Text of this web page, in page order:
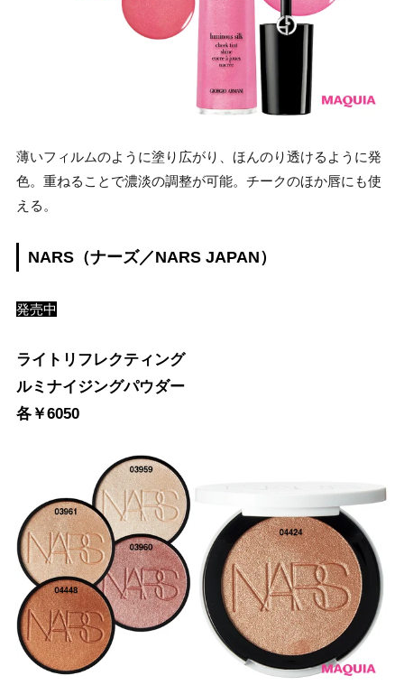
薄いフィルムのように塗り広がり、ほんのり透けるように発
色。重ねることで濃淡の調整が可能。チークのほか唇にも使
える。
NARS（ナーズ／NARS JAPAN）
発売中
ライトリフレクティング
ルミナイジングパウダー
各￥6050